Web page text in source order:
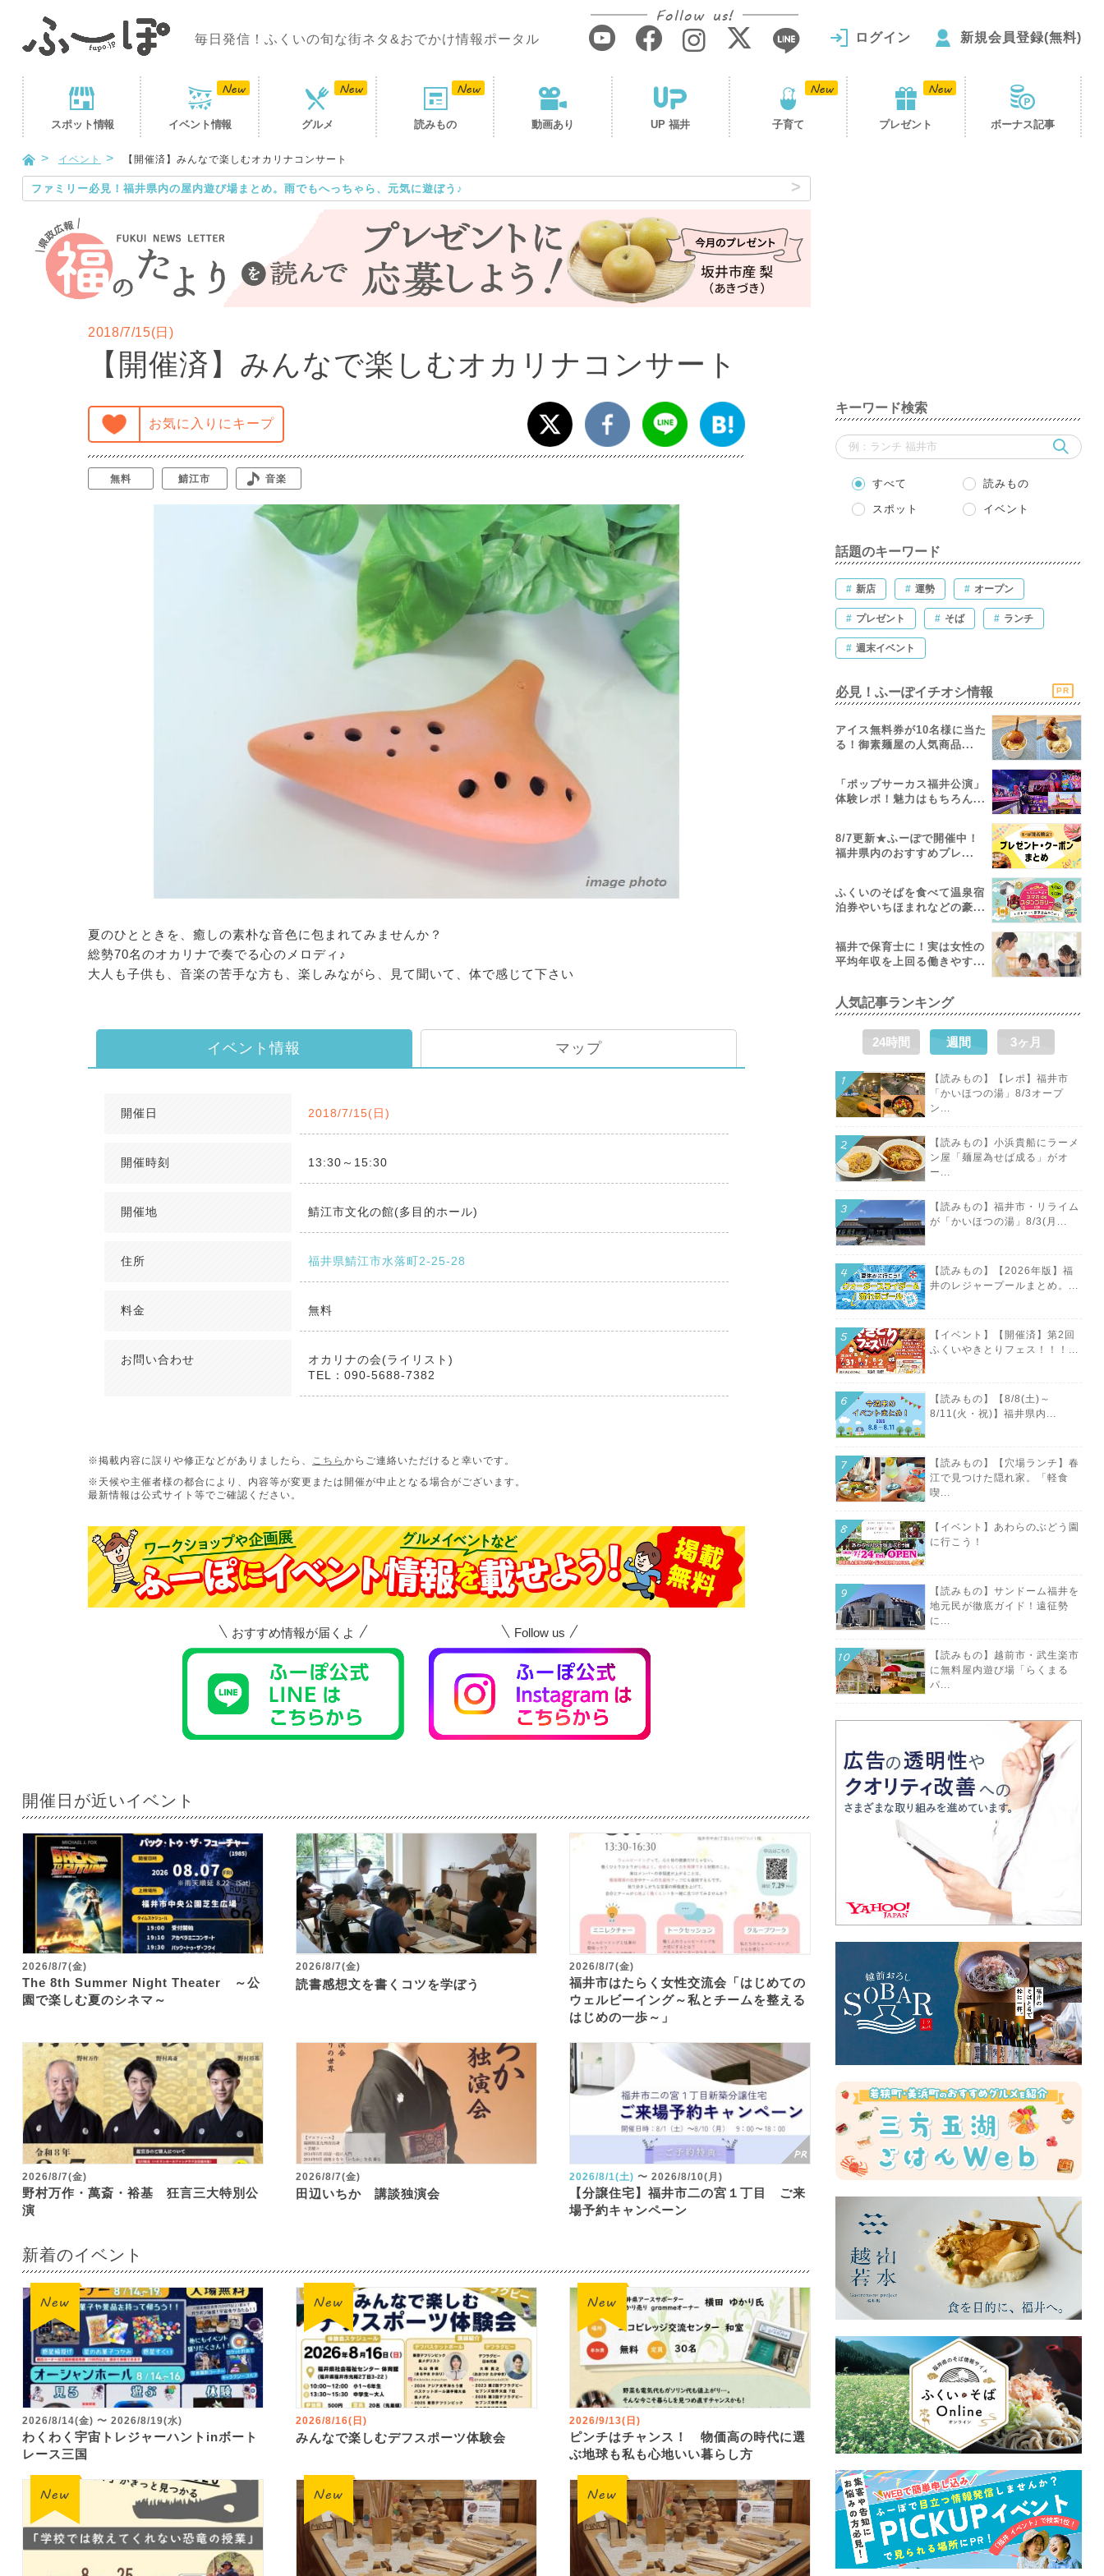
毎日発信！ふくいの旬な街ネタ&おでかけ情報ポータル
Follow us!
ログイン 新規会員登録(無料)
スポット情報 イベント情報 グルメ 読みもの 動画あり UP 福井 子育て プレゼント ボーナス記事
イベント 【開催済】みんなで楽しむオカリナコンサート
ファミリー必見！福井県内の屋内遊び場まとめ。雨でもへっちゃら、元気に遊ぼう♪
2018/7/15(日)
【開催済】みんなで楽しむオカリナコンサート
お気に入りにキープ
無料 鯖江市 音楽
夏のひとときを、癒しの素朴な音色に包まれてみませんか？
総勢70名のオカリナで奏でる心のメロディ♪
大人も子供も、音楽の苦手な方も、楽しみながら、見て聞いて、体で感じて下さい
イベント情報 マップ
開催日 2018/7/15(日)
開催時刻 13:30～15:30
開催地 鯖江市文化の館(多目的ホール)
住所 福井県鯖江市水落町2-25-28
料金 無料
お問い合わせ
オカリナの会(ライリスト)
TEL：090-5688-7382
※掲載内容に誤りや修正などがありましたら、 こちら からご連絡いただけると幸いです。
※天候や主催者様の都合により、内容等が変更または開催が中止となる場合がございます。
最新情報は公式サイト等でご確認ください。
おすすめ情報が届くよ Follow us
開催日が近いイベント
2026/8/7(金)
The 8th Summer Night Theater ～公
園で楽しむ夏のシネマ～
2026/8/7(金)
読書感想文を書くコツを学ぼう
2026/8/7(金)
福井市はたらく女性交流会「はじめての
ウェルビーイング～私とチームを整える
はじめの一歩～」
2026/8/7(金)
野村万作・萬斎・裕基 狂言三大特別公
演
2026/8/7(金)
田辺いちか 講談独演会
2026/8/1(土) 〜 2026/8/10(月)
【分譲住宅】福井市二の宮１丁目 ご来
場予約キャンペーン
新着のイベント
2026/8/14(金) 〜 2026/8/19(水)
わくわく宇宙トレジャーハントinボート
レース三国
2026/8/16(日)
みんなで楽しむデフスポーツ体験会
2026/9/13(日)
ピンチはチャンス！ 物価高の時代に選
ぶ地球も私も心地いい暮らし方
キーワード検索
すべて 読みもの
スポット イベント
話題のキーワード
# 新店 # 運勢 # オープン
# プレゼント # そば # ランチ
# 週末イベント
必見！ふーぽイチオシ情報 PR
アイス無料券が10名様に当た
る！御素麺屋の人気商品...
「ポップサーカス福井公演」
体験レポ！魅力はもちろん...
8/7更新★ふーぽで開催中！
福井県内のおすすめプレ...
ふくいのそばを食べて温泉宿
泊券やいちほまれなどの豪...
福井で保育士に！実は女性の
平均年収を上回る働きやす...
人気記事ランキング
24時間 週間 3ヶ月
【読みもの】【レポ】福井市
「かいほつの湯」8/3オープ
ン...
【読みもの】小浜貴船にラーメ
ン屋「麺屋為せば成る」がオ
ー...
【読みもの】福井市・リライム
が「かいほつの湯」8/3(月...
【読みもの】【2026年版】福
井のレジャープールまとめ。...
【イベント】【開催済】第2回
ふくいやきとりフェス！！！...
【読みもの】【8/8(土)～
8/11(火・祝)】福井県内...
【読みもの】【穴場ランチ】春
江で見つけた隠れ家。「軽食
喫...
【イベント】あわらのぶどう園
に行こう！
【読みもの】サンドーム福井を
地元民が徹底ガイド！遠征勢
に...
【読みもの】越前市・武生楽市
に無料屋内遊び場「らくまる
パ...